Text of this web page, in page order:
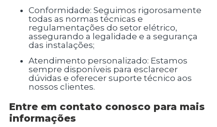
Conformidade: Seguimos rigorosamente
todas as normas técnicas e
regulamentações do setor elétrico,
assegurando a legalidade e a segurança
das instalações;
Atendimento personalizado: Estamos
sempre disponíveis para esclarecer
dúvidas e oferecer suporte técnico aos
nossos clientes.
Entre em contato conosco para mais
informações